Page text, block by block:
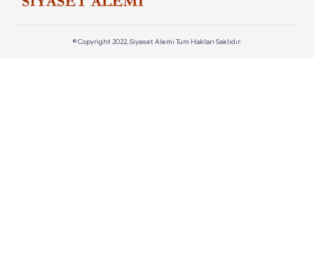
© Copyright 2022, Siyaset Alemi Tüm Hakları Saklıdır.